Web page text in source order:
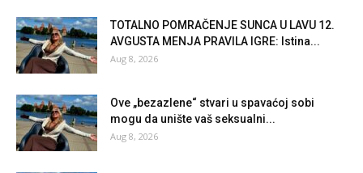
TOTALNO POMRAČENJE SUNCA U LAVU 12.
AVGUSTA MENJA PRAVILA IGRE: Istina...
Aug 8, 2026
Ove „bezazlene“ stvari u spavaćoj sobi
mogu da unište vaš seksualni...
Aug 8, 2026